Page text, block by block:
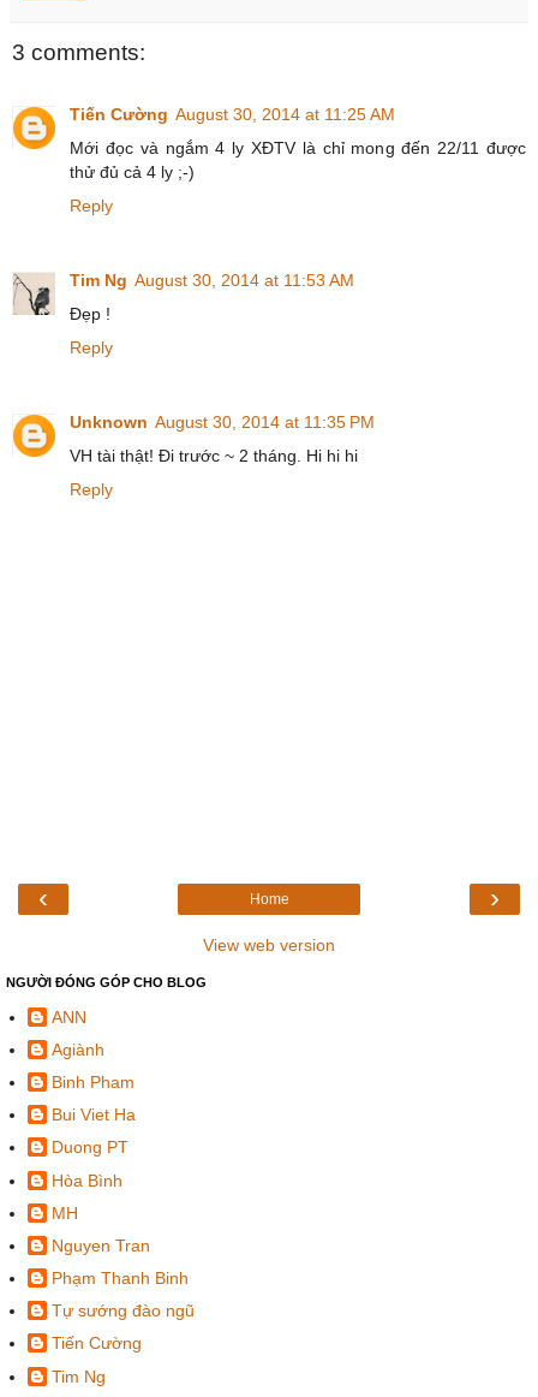
3 comments:
Tiến Cường August 30, 2014 at 11:25 AM
Mới đọc và ngắm 4 ly XĐTV là chỉ mong đến 22/11 được
thử đủ cả 4 ly ;-)
Reply
Tim Ng August 30, 2014 at 11:53 AM
Đẹp !
Reply
Unknown August 30, 2014 at 11:35 PM
VH tài thật! Đi trước ~ 2 tháng. Hi hi hi
Reply
‹ ›
Home
View web version
NGƯỜI ĐÓNG GÓP CHO BLOG
ANN
Agiành
Binh Pham
Bui Viet Ha
Duong PT
Hòa Bình
MH
Nguyen Tran
Phạm Thanh Binh
Tự sướng đào ngũ
Tiến Cường
Tim Ng